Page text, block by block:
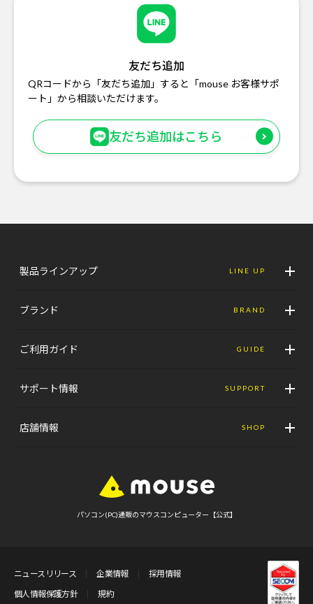
友だち追加
QRコードから「友だち追加」すると「mouse お客様サポ
ート」から相談いただけます。
友だち追加はこちら
製品ラインアップ LINE UP
ブランド BRAND
ご利用ガイド GUIDE
サポート情報 SUPPORT
店舗情報 SHOP
パソコン(PC)通販のマウスコンピューター【公式】
ニュースリリース 企業情報
採用情報
個人情報保護方針
規約